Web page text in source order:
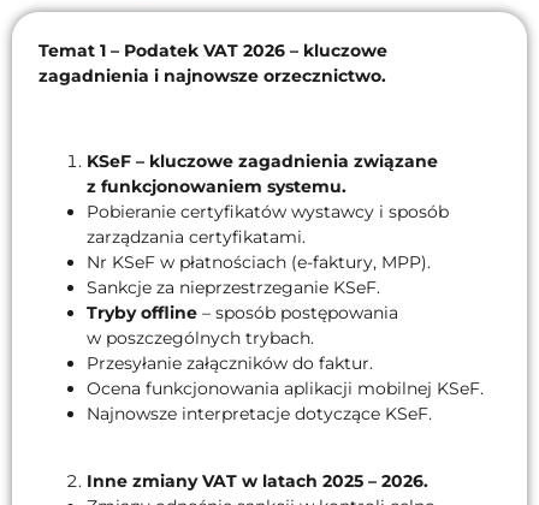
Temat 1 – Podatek VAT 2026 – kluczowe
zagadnienia i najnowsze orzecznictwo.
KSeF – kluczowe zagadnienia związane
z funkcjonowaniem systemu.
Pobieranie certyfikatów wystawcy i sposób
zarządzania certyfikatami.
Nr KSeF w płatnościach (e-faktury, MPP).
Sankcje za nieprzestrzeganie KSeF.
Tryby offline – sposób postępowania
w poszczególnych trybach.
Przesyłanie załączników do faktur.
Ocena funkcjonowania aplikacji mobilnej KSeF.
Najnowsze interpretacje dotyczące KSeF.
Inne zmiany VAT w latach 2025 – 2026.